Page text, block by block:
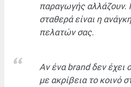
παραγωγής αλλάζουν.
σταθερά είναι η
πελατών σας.
Αν ένα brand δεν έχει
με ακρίβεια το κοινό